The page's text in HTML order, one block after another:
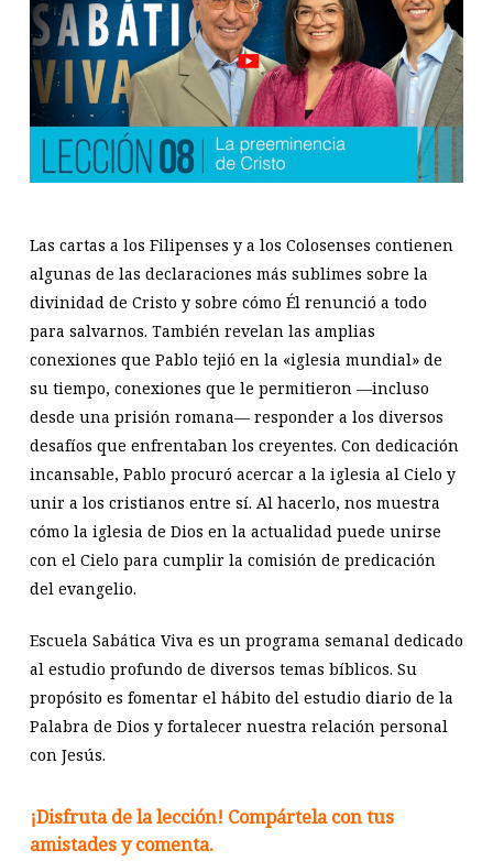
Las cartas a los Filipenses y a los Colosenses contienen
algunas de las declaraciones más sublimes sobre la
divinidad de Cristo y sobre cómo Él renunció a todo
para salvarnos. También revelan las amplias
conexiones que Pablo tejió en la «iglesia mundial» de
su tiempo, conexiones que le permitieron —incluso
desde una prisión romana— responder a los diversos
desafíos que enfrentaban los creyentes. Con dedicación
incansable, Pablo procuró acercar a la iglesia al Cielo y
unir a los cristianos entre sí. Al hacerlo, nos muestra
cómo la iglesia de Dios en la actualidad puede unirse
con el Cielo para cumplir la comisión de predicación
del evangelio.
Escuela Sabática Viva es un programa semanal dedicado
al estudio profundo de diversos temas bíblicos. Su
propósito es fomentar el hábito del estudio diario de la
Palabra de Dios y fortalecer nuestra relación personal
con Jesús.
¡Disfruta de la lección! Compártela con tus
amistades y comenta.